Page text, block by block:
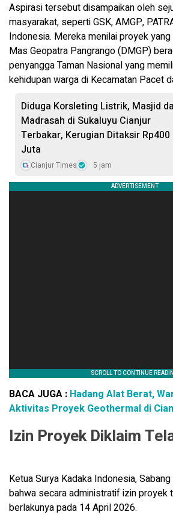
Aspirasi tersebut disampaikan oleh
masyarakat, seperti GSK, AMGP,
Indonesia. Mereka menilai proyek
Mas Geopatra Pangrango (DMGP)
penyangga Taman Nasional yang
kehidupan warga di Kecamatan Pacet
Diduga Korsleting Listrik, Masjid
Madrasah di Sukaluyu Cianjur
Terbakar, Kerugian Ditaksir Rp400
Juta
Cianjur Times 5 jam
BACA JUGA : Hadang Alat Berat,
Aktivitas Proyek Geothermal di
Izin Proyek Diklaim
Ketua Surya Kadaka Indonesia,
bahwa secara administratif izin proyek
berlakunya pada 14 April 2026.